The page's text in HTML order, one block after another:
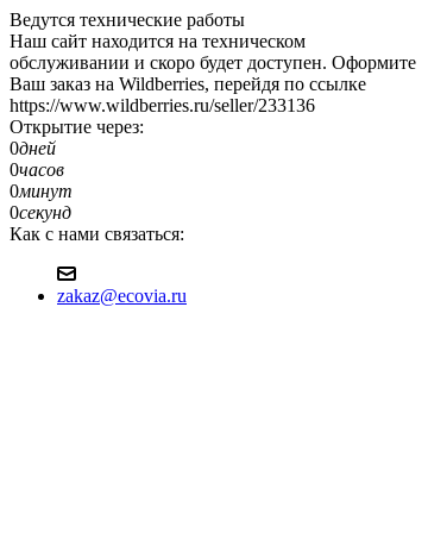
Ведутся технические работы
Наш сайт находится на техническом
обслуживании и скоро будет доступен. Оформите
Ваш заказ на Wildberries, перейдя по ссылке
https://www.wildberries.ru/seller/233136
Открытие через:
0дней
0часов
0минут
0секунд
Как с нами связаться:
zakaz@ecovia.ru